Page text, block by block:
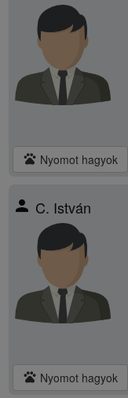
pets Nyomot hagyok
person C. István
pets Nyomot hagyok